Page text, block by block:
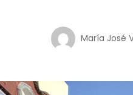
María José